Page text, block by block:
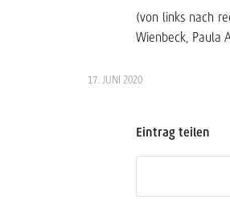
(von links nach
Wienbeck, Paula
17. JUNI 2020
Eintrag teilen